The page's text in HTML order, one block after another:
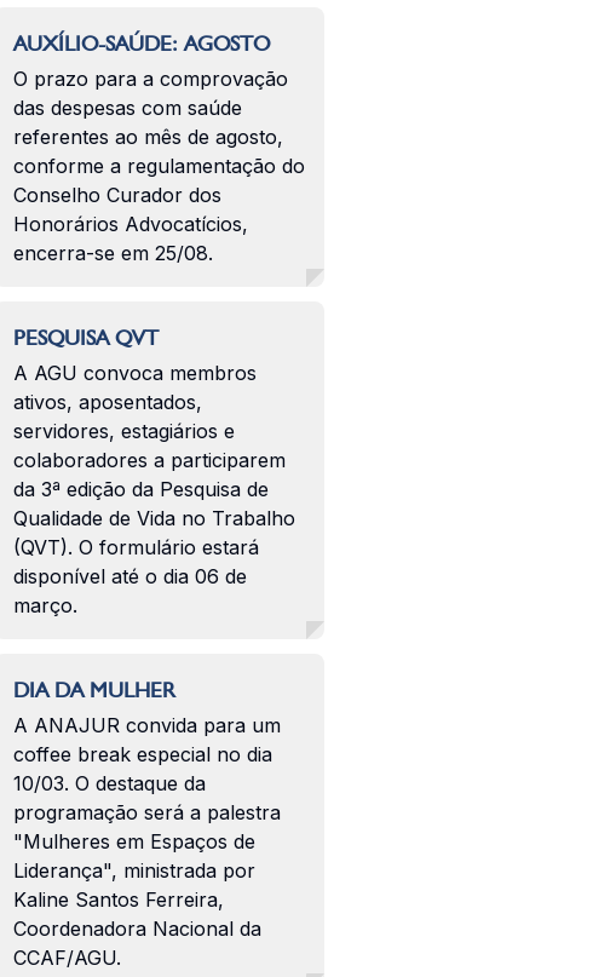
AUXÍLIO-SAÚDE: AGOSTO
O prazo para a comprovação
das despesas com saúde
referentes ao mês de agosto,
conforme a regulamentação do
Conselho Curador dos
Honorários Advocatícios,
encerra-se em 25/08.
PESQUISA QVT
A AGU convoca membros
ativos, aposentados,
servidores, estagiários e
colaboradores a participarem
da 3ª edição da Pesquisa de
Qualidade de Vida no Trabalho
(QVT). O formulário estará
disponível até o dia 06 de
março.
DIA DA MULHER
A ANAJUR convida para um
coffee break especial no dia
10/03. O destaque da
programação será a palestra
"Mulheres em Espaços de
Liderança", ministrada por
Kaline Santos Ferreira,
Coordenadora Nacional da
CCAF/AGU.